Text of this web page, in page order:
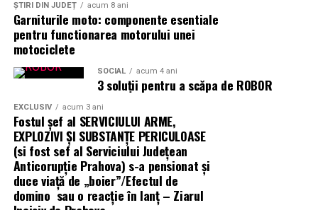
Ocentrală fotovoltaică mobilă
este o soluție multi-funcțională.
Aplicațiile identificate de UZINEX includ:
Șantiere de construcții civile și lucrări edilitare
Echipamente electrice alimentate pe fonduri europene
și PNRR
Operațiuni militare și tabere temporare
Stații mobile de încărcare auto electric
Evenimente outdoor și festivaluri
ȘTIRI DIN JUDEȚ acum 8 ani
Garniturile moto: componente esentiale
pentru functionarea motorului unei
motociclete
SOCIAL acum 4 ani
3 soluții pentru a scăpa de ROBOR
EXCLUSIV acum 3 ani
Fostul șef al SERVICIULUI ARME,
EXPLOZIVI ŞI SUBSTANŢE PERICULOASE
(si fost sef al Serviciului Judeţean
Anticorupţie Prahova) s-a pensionat și
duce viață de „boier”/Efectul de
domino sau o reacție în lanț – Ziarul